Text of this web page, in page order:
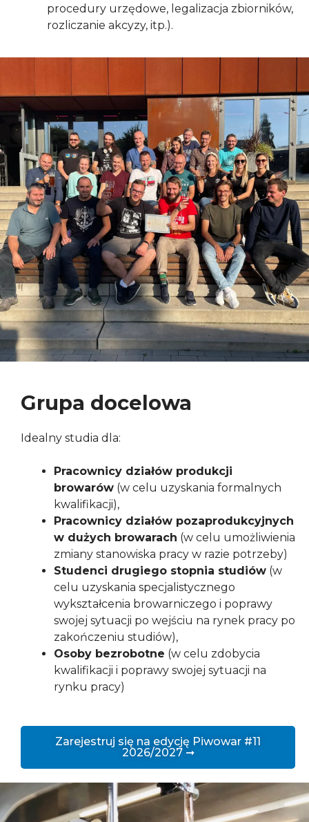
procedury urzędowe, legalizacja zbiorników,
rozliczanie akcyzy, itp.).
Grupa docelowa
Idealny studia dla:
Pracownicy działów produkcji
browarów (w celu uzyskania formalnych
kwalifikacji),
Pracownicy działów pozaprodukcyjnych
w dużych browarach (w celu umożliwienia
zmiany stanowiska pracy w razie potrzeby)
Studenci drugiego stopnia studiów (w
celu uzyskania specjalistycznego
wykształcenia browarniczego i poprawy
swojej sytuacji po wejściu na rynek pracy po
zakończeniu studiów),
Osoby bezrobotne (w celu zdobycia
kwalifikacji i poprawy swojej sytuacji na
rynku pracy)
Zarejestruj się na edycję Piwowar #11
2026/2027 ➞